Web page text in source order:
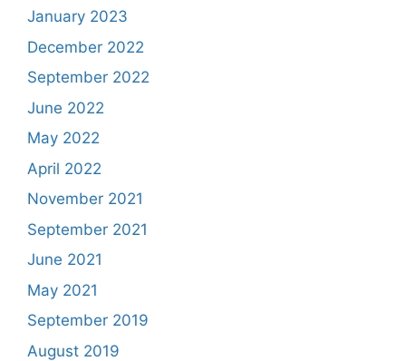
January 2023
December 2022
September 2022
June 2022
May 2022
April 2022
November 2021
September 2021
June 2021
May 2021
September 2019
August 2019